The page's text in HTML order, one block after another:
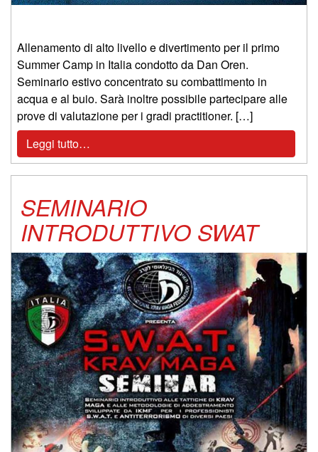
Allenamento di alto livello e divertimento per il primo
Summer Camp in Italia condotto da Dan Oren.
Seminario estivo concentrato su combattimento in
acqua e al buio. Sarà inoltre possibile partecipare alle
prove di valutazione per i gradi practitioner. […]
Leggi tutto…
SEMINARIO
INTRODUTTIVO SWAT